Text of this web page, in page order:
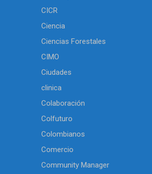
CICR
Ciencia
Ciencias Forestales
CIMO
Ciudades
clinica
Colaboración
Colfuturo
Colombianos
Comercio
Community Manager